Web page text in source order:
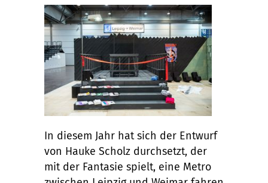
In diesem Jahr hat sich der Entwurf
von Hauke Scholz durchsetzt, der
mit der Fantasie spielt, eine Metro